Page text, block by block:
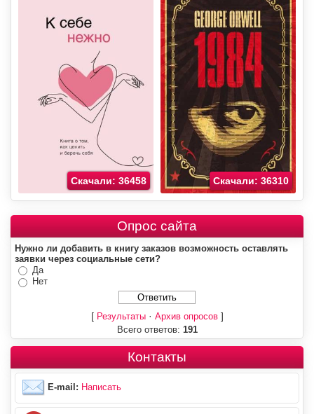
Скачали: 36458 Скачали: 36310
Опрос сайта
Нужно ли добавить в книгу заказов возможность оставлять
заявки через социальные сети?
Да
Нет
[ Результаты· Архив опросов]
Всего ответов: 191
Контакты
E-mail: Написать